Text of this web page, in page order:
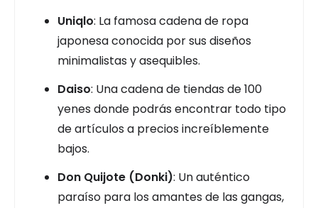
Uniqlo: La famosa cadena de ropa
japonesa conocida por sus diseños
minimalistas y asequibles.
Daiso: Una cadena de tiendas de 100
yenes donde podrás encontrar todo tipo
de artículos a precios increíblemente
bajos.
Don Quijote (Donki): Un auténtico
paraíso para los amantes de las gangas,